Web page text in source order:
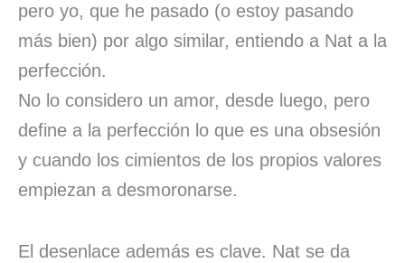
pero yo, que he pasado (o estoy pasando
más bien) por algo similar, entiendo a Nat a la
perfección.
No lo considero un amor, desde luego, pero
define a la perfección lo que es una obsesión
y cuando los cimientos de los propios valores
empiezan a desmoronarse.
El desenlace además es clave. Nat se da